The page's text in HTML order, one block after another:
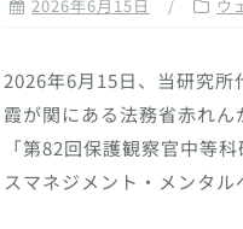
2026年6月15日 ウ
2026年6月15日、当研究所
霞が関にある法務省赤れ
「第82回保護観察官中等
スマネジメント・メンタ